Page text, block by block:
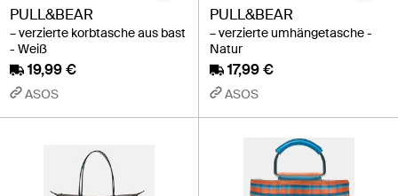
PULL&BEAR
– verzierte korbtasche aus bast
- Weiß
19,99 €
ASOS
PULL&BEAR
– verzierte umhängetasche -
Natur
17,99 €
ASOS